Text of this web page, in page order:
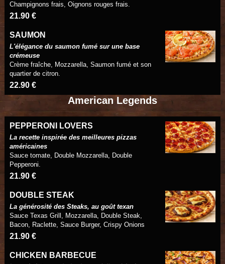
Champignons frais, Oignons rouges frais.
21.90 €
SAUMON
L'élégance du saumon fumé sur une base
crémeuse
Crème fraîche, Mozzarella, Saumon fumé et son
quartier de citron.
22.90 €
American Legends
PEPPERONI LOVERS
La recette inspirée des meilleures pizzas
américaines
Sauce tomate, Double Mozzarella, Double
Pepperoni.
21.90 €
DOUBLE STEAK
La générosité des Steaks, au goût texan
Sauce Texas Grill, Mozzarella, Double Steak,
Bacon, Raclette, Sauce Burger, Crispy Onions
21.90 €
CHICKEN BARBECUE